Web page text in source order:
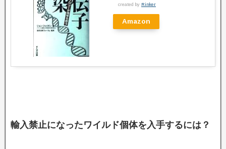
created by Rinker
Amazon
輸入禁止になったワイルド個体を入手するには？